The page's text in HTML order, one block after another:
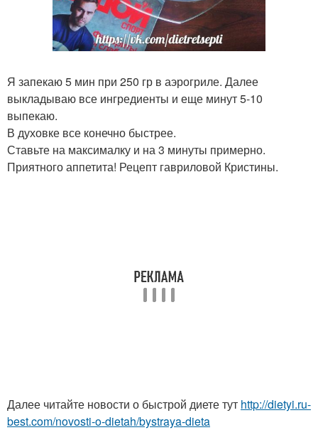
Я запекаю 5 мин при 250 гр в аэрогриле. Далее
выкладываю все ингредиенты и еще минут 5-10
выпекаю.
В духовке все конечно быстрее.
Ставьте на максималку и на 3 минуты примерно.
Приятного аппетита! Рецепт гавриловой Кристины.
Далее читайте новости о быстрой диете тут http://dietyi.ru-
best.com/novosti-o-dietah/bystraya-dieta